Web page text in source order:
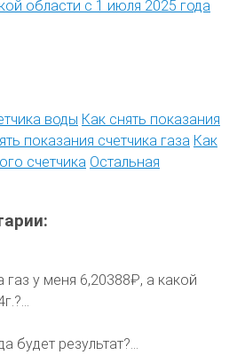
области с 1 июля 2025 года
воды Как снять показания
показания счетчика газа Как
счетчика Остальная
у меня 6,20388₽, а какой
будет результат?...